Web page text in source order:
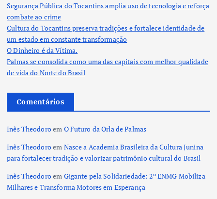
Segurança Pública do Tocantins amplia uso de tecnologia e reforça
combate ao crime
Cultura do Tocantins preserva tradições e fortalece identidade de
um estado em constante transformação
O Dinheiro é da Vítima.
Palmas se consolida como uma das capitais com melhor qualidade
de vida do Norte do Brasil
Comentários
Inês Theodoroem O Futuro da Orla de Palmas
Inês Theodoroem Nasce a Academia Brasileira da Cultura Junina
para fortalecer tradição e valorizar patrimônio cultural do Brasil
Inês Theodoroem Gigante pela Solidariedade: 2º ENMG Mobiliza
Milhares e Transforma Motores em Esperança